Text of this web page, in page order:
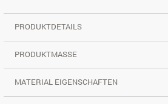
PRODUKTDETAILS
PRODUKTMASSE
MATERIAL EIGENSCHAFTEN